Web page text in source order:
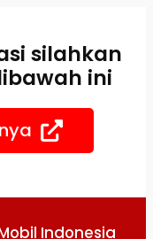
silahkan
ini
Indonesia